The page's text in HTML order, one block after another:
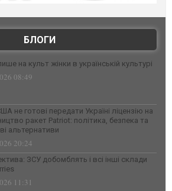
БЛОГИ
на культ жінки в українській культурі
08:49
не готові передати Україні ліцензію на
ракет Patriot: політика, безпека та
альтернативи
20:24
ЗСУ добомблять і всі інші склади
11:31